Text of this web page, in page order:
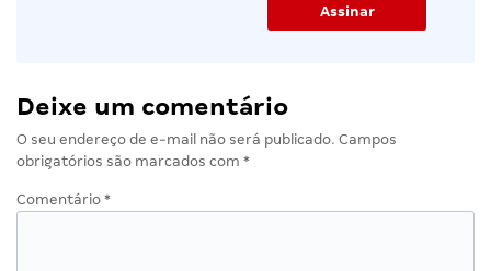
Deixe um comentário
O seu endereço de e-mail não será publicado. Campos
obrigatórios são marcados com *
Comentário *